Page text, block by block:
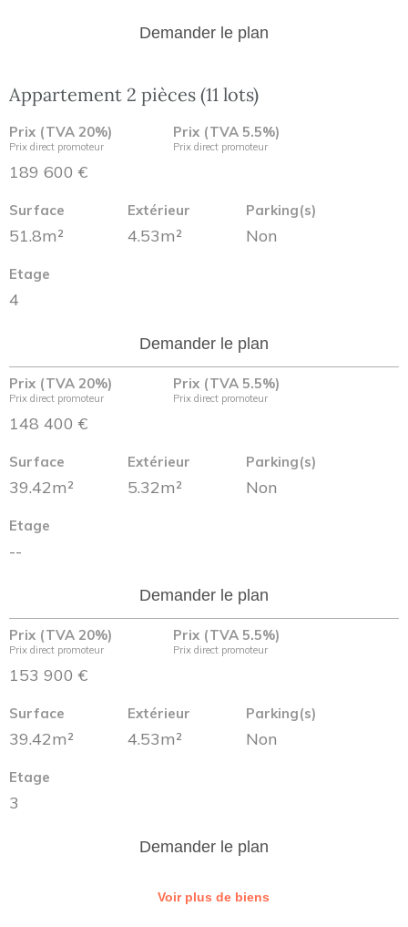
Demander le plan
Appartement 2 pièces (11 lots)
Prix (TVA 20%)
Prix direct promoteur
189 600 €
Prix (TVA 5.5%)
Prix direct promoteur
Surface
51.8m²
Extérieur
4.53m²
Parking(s)
Non
Etage
4
Demander le plan
Prix (TVA 20%)
Prix direct promoteur
148 400 €
Prix (TVA 5.5%)
Prix direct promoteur
Surface
39.42m²
Extérieur
5.32m²
Parking(s)
Non
Etage
--
Demander le plan
Prix (TVA 20%)
Prix direct promoteur
153 900 €
Prix (TVA 5.5%)
Prix direct promoteur
Surface
39.42m²
Extérieur
4.53m²
Parking(s)
Non
Etage
3
Demander le plan
Voir plus de biens